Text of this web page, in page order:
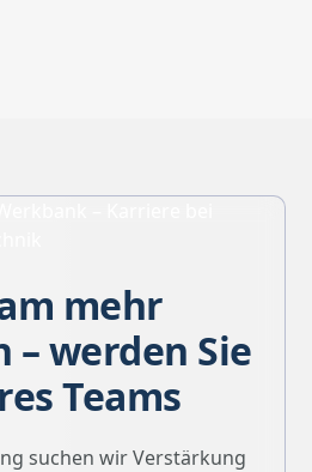
mehr
– werden Sie
Teams
suchen wir Verstärkung